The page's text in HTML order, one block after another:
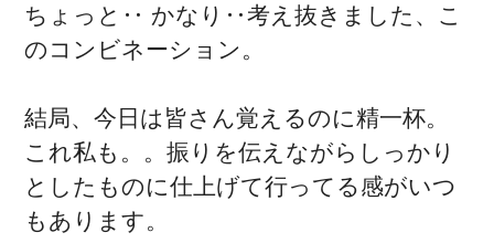
ちょっと‥ かなり‥考え抜きました、こ
のコンビネーション。
結局、今日は皆さん覚えるのに精一杯。
これ私も。。振りを伝えながらしっかり
としたものに仕上げて行ってる感がいつ
もあります。